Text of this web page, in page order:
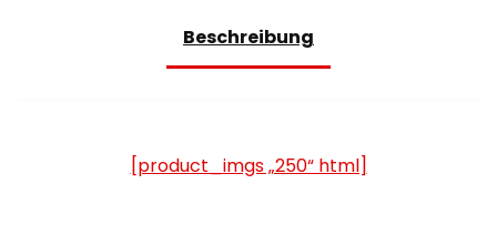
Beschreibung
[product_imgs „250“ html]